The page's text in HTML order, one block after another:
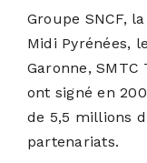
Groupe SNCF,
Midi Pyrénées,
Garonne,
ont signé en
de 5,5 millions
partenariats.